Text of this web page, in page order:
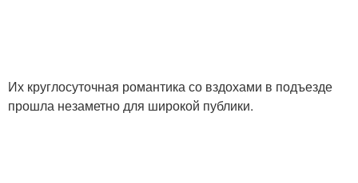
Их круглосуточная романтика со вздохами в подъезде
прошла незаметно для широкой публики.